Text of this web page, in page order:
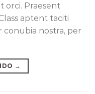
orci. Praesent
aptent taciti
nostra, per
→